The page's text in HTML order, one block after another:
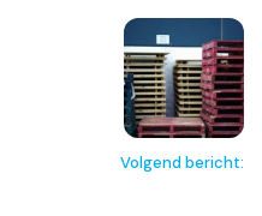
Volgend bericht: